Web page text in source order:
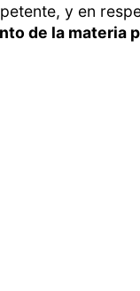
y en
de la materia